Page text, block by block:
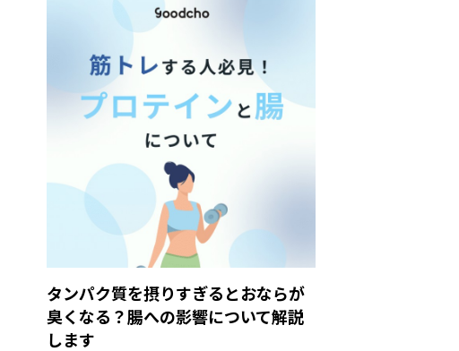
タンパク質を摂りすぎるとおならが
臭くなる？腸への影響について解説
します